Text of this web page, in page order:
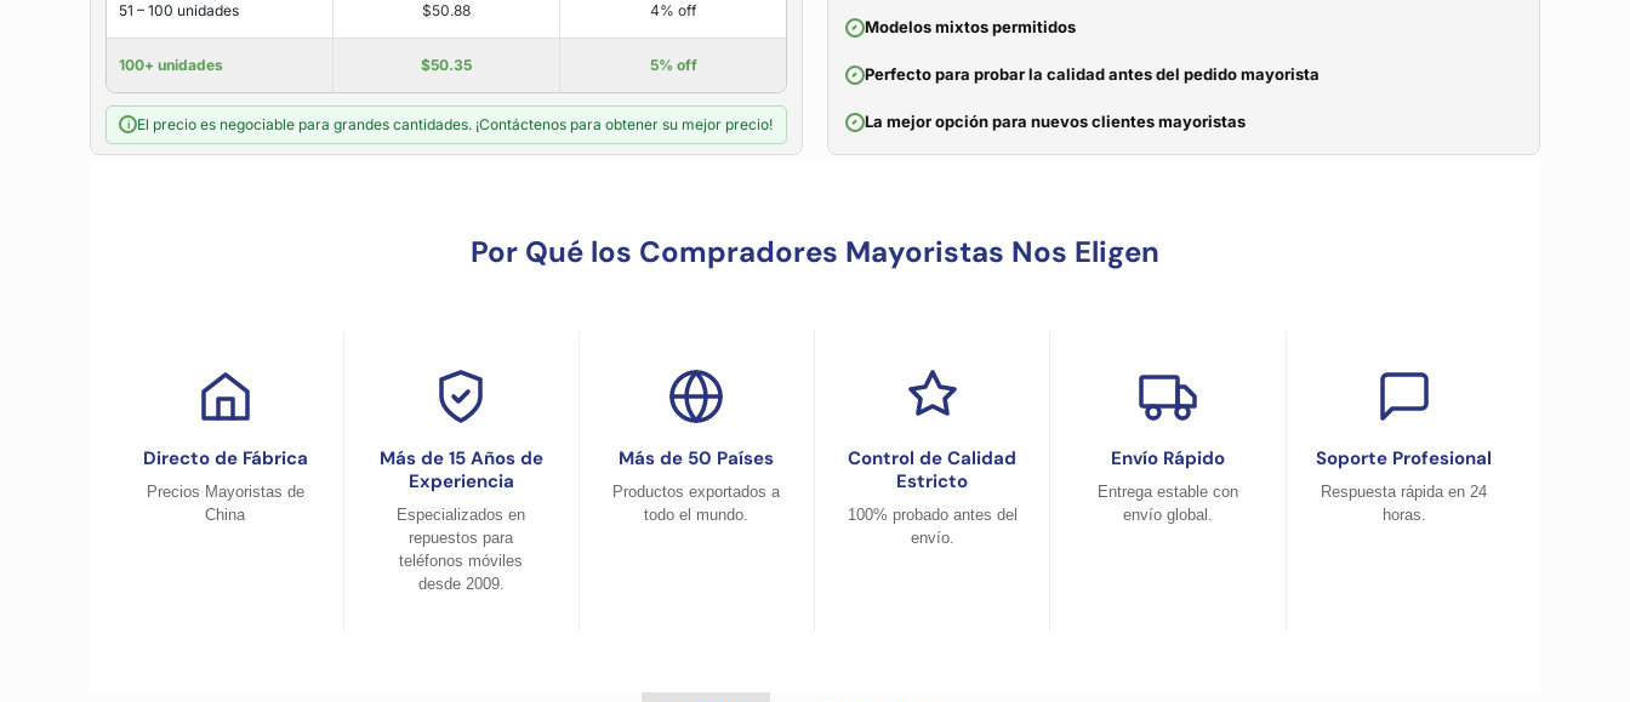
51 – 100 unidades $50.88 4% off
100+ unidades $50.35 5% off
i El precio es negociable para grandes cantidades. ¡Contáctenos para obtener su mejor precio!
Modelos mixtos permitidos
Perfecto para probar la calidad antes del pedido mayorista
La mejor opción para nuevos clientes mayoristas
Por Qué los Compradores Mayoristas Nos Eligen
Directo de Fábrica
Precios Mayoristas de
China
Más de 15 Años de
Experiencia
Especializados en
repuestos para
teléfonos móviles
desde 2009.
Más de 50 Países
Productos exportados a
todo el mundo.
Control de Calidad
Estricto
100% probado antes del
envío.
Envío Rápido
Entrega estable con
envío global.
Soporte Profesional
Respuesta rápida en 24
horas.